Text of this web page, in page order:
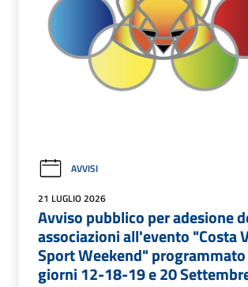
AVVISI
21 LUGLIO 2026
Avviso pubblico per adesione
associazioni all'evento "Costa
Sport Weekend"
giorni 12-18-19 e 20